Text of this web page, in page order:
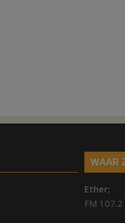
WAAR
Ether;
FM